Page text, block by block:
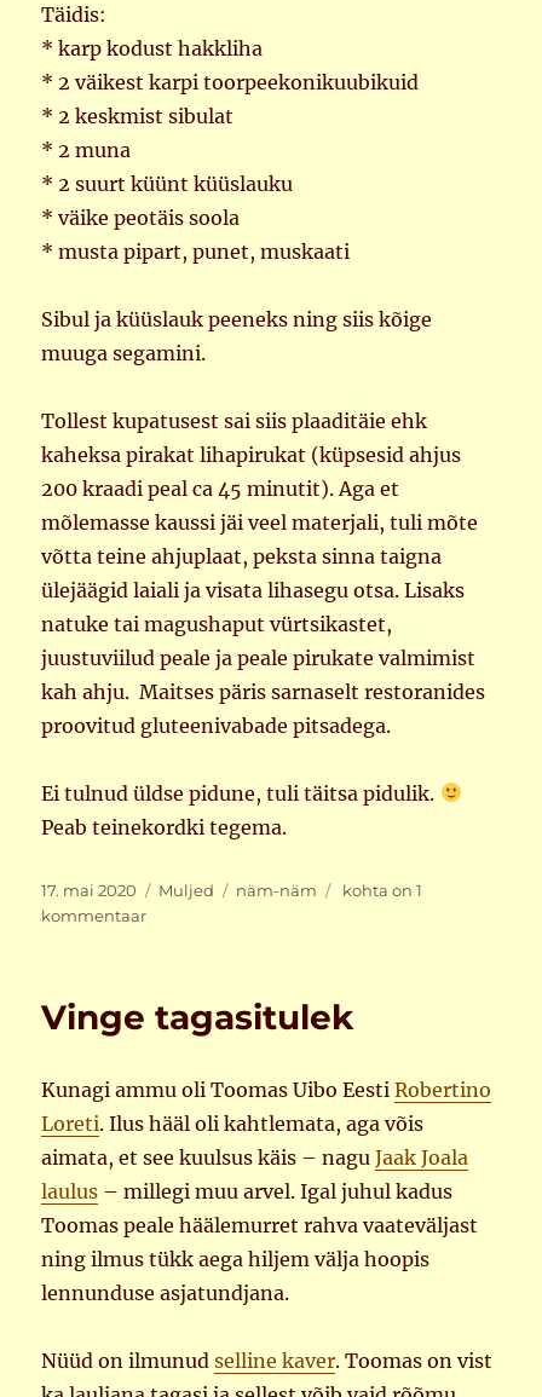
Täidis:
* karp kodust hakkliha
* 2 väikest karpi toorpeekonikuubikuid
* 2 keskmist sibulat
* 2 muna
* 2 suurt küünt küüslauku
* väike peotäis soola
* musta pipart, punet, muskaati
Sibul ja küüslauk peeneks ning siis kõige
muuga segamini.
Tollest kupatusest sai siis plaaditäie ehk
kaheksa pirakat lihapirukat (küpsesid ahjus
200 kraadi peal ca 45 minutit). Aga et
mõlemasse kaussi jäi veel materjali, tuli mõte
võtta teine ahjuplaat, peksta sinna taigna
ülejäägid laiali ja visata lihasegu otsa. Lisaks
natuke tai magushaput vürtsikastet,
juustuviilud peale ja peale pirukate valmimist
kah ahju. Maitses päris sarnaselt restoranides
proovitud gluteenivabade pitsadega.
Ei tulnud üldse pidune, tuli täitsa pidulik.
Peab teinekordki tegema.
Postitatud
17. mai 2020 Rubriigid
Muljed Sildid
näm-näm
Pitsa
kohta on 1
kommentaar
Vinge tagasitulek
Kunagi ammu oli Toomas Uibo EestiRobertino
Loreti. Ilus hääl oli kahtlemata, aga võis
aimata, et see kuulsus käis – naguJaak Joala
laulus – millegi muu arvel. Igal juhul kadus
Toomas peale häälemurret rahva vaateväljast
ning ilmus tükk aega hiljem välja hoopis
lennunduse asjatundjana.
Nüüd on ilmunudselline kaver. Toomas on vist